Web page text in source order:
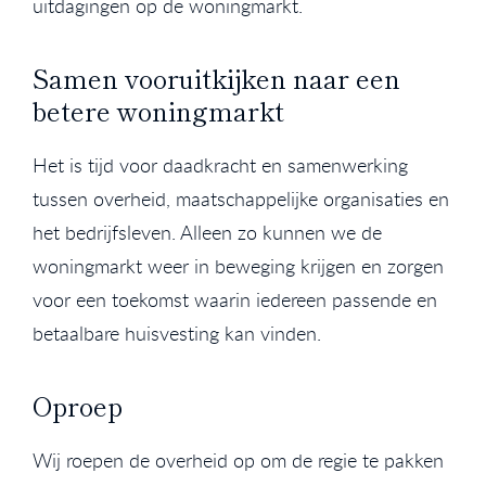
uitdagingen op de woningmarkt.
Samen vooruitkijken naar een
betere woningmarkt
Het is tijd voor daadkracht en samenwerking
tussen overheid, maatschappelijke organisaties en
het bedrijfsleven. Alleen zo kunnen we de
woningmarkt weer in beweging krijgen en zorgen
voor een toekomst waarin iedereen passende en
betaalbare huisvesting kan vinden.
Oproep
Wij roepen de overheid op om de regie te pakken